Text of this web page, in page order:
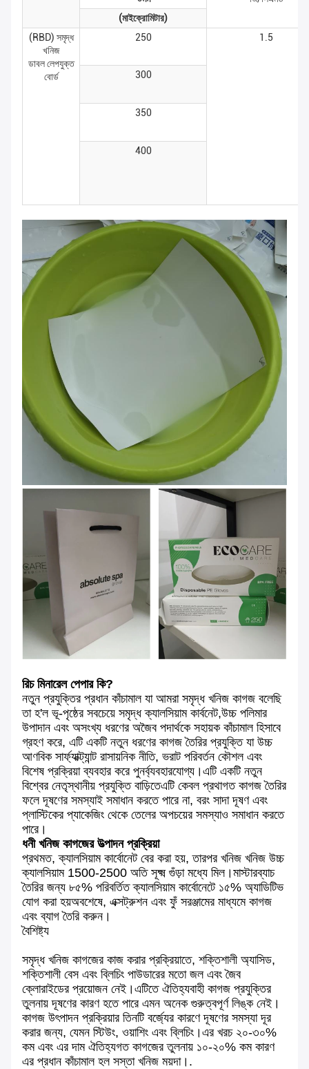
(মাইক্রোমিটার)
(RBD) সমৃদ্ধ
খনিজ
ডাবল লেপযুক্ত
বোর্ড
250 1.5
300
350
400
রিচ মিনারেল পেপার কি?
নতুন প্রযুক্তির প্রধান কাঁচামাল যা আমরা সমৃদ্ধ খনিজ কাগজ বলেছি
তা হ'ল ভূ-পৃষ্ঠের সবচেয়ে সমৃদ্ধ ক্যালসিয়াম কার্বনেট,উচ্চ পলিমার
উপাদান এবং অসংখ্য ধরণের অজৈব পদার্থকে সহায়ক কাঁচামাল হিসাবে
গ্রহণ করে, এটি একটি নতুন ধরণের কাগজ তৈরির প্রযুক্তি যা উচ্চ
আণবিক সার্ফ্যাক্ট্যান্ট রাসায়নিক নীতি, ভরাট পরিবর্তন কৌশল এবং
বিশেষ প্রক্রিয়া ব্যবহার করে পুনর্ব্যবহারযোগ্য।এটি একটি নতুন
বিশ্বের নেতৃস্থানীয় প্রযুক্তি বাড়িতেএটি কেবল প্রথাগত কাগজ তৈরির
ফলে দূষণের সমস্যাই সমাধান করতে পারে না, বরং সাদা দূষণ এবং
প্লাস্টিকের প্যাকেজিং থেকে তেলের অপচয়ের সমস্যাও সমাধান করতে
পারে।
ধনী খনিজ কাগজের উত্পাদন প্রক্রিয়া
প্রথমত, ক্যালসিয়াম কার্বোনেট বের করা হয়, তারপর খনিজ খনিজ উচ্চ
ক্যালসিয়াম 1500-2500 অতি সূক্ষ্ম গুঁড়া মধ্যে মিল।মাস্টারব্যাচ
তৈরির জন্য ৮৫% পরিবর্তিত ক্যালসিয়াম কার্বোনেটে ১৫% অ্যাডিটিভ
যোগ করা হয়অবশেষে, এক্সট্রুশন এবং ফুঁ সরঞ্জামের মাধ্যমে কাগজ
এবং ব্যাগ তৈরি করুন।
বৈশিষ্ট্য
সমৃদ্ধ খনিজ কাগজের কাজ করার প্রক্রিয়াতে, শক্তিশালী অ্যাসিড,
শক্তিশালী বেস এবং ব্লিচিং পাউডারের মতো জল এবং জৈব
ক্লোরাইডের প্রয়োজন নেই।এটিতে ঐতিহ্যবাহী কাগজ প্রযুক্তির
তুলনায় দূষণের কারণ হতে পারে এমন অনেক গুরুত্বপূর্ণ লিঙ্ক নেই।
কাগজ উৎপাদন প্রক্রিয়ার তিনটি বর্জ্যের কারণে দূষণের সমস্যা দূর
করার জন্য, যেমন স্টিউং, ওয়াশিং এবং ব্লিচিং।এর খরচ ২০-৩০%
কম এবং এর দাম ঐতিহ্যগত কাগজের তুলনায় ১০-২০% কম কারণ
এর প্রধান কাঁচামাল হল সস্তা খনিজ ময়দা।.